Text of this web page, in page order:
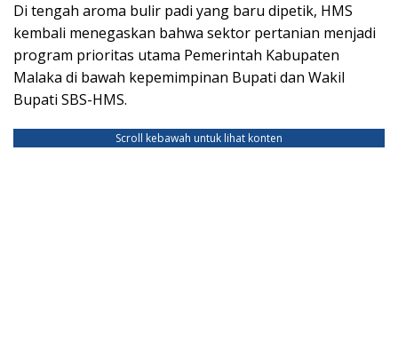
Di tengah aroma bulir padi yang baru dipetik, HMS
kembali menegaskan bahwa sektor pertanian menjadi
program prioritas utama Pemerintah Kabupaten
Malaka di bawah kepemimpinan Bupati dan Wakil
Bupati SBS-HMS.
Scroll kebawah untuk lihat konten